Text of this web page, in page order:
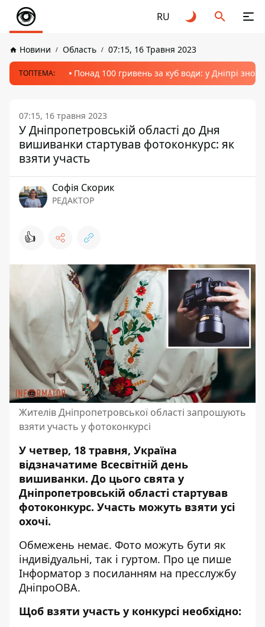
RU
Новини Область 07:15, 16 Травня 2023
ТОПТЕМА: Понад 100 гривень за куб води: у Дніпрі
07:15, 16 травня 2023
У Дніпропетровській області до Дня
вишиванки стартував фотоконкурс: як
взяти участь
Софія Скорик
РЕДАКТОР
👍
Жителів Дніпропетровської області запрошують
взяти участь у фотоконкурсі
У четвер, 18 травня, Україна
відзначатиме Всесвітній день
вишиванки. До цього свята у
Дніпропетровській області стартував
фотоконкурс. Участь можуть взяти усі
охочі.
Обмежень немає. Фото можуть бути як
індивідуальні, так і гуртом. Про це пише
Інформатор з посиланням на пресслужбу
ДніпроОВА.
Щоб взяти участь у конкурсі необхідно: